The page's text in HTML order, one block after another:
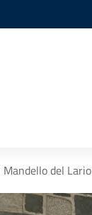
Mandello del Lario